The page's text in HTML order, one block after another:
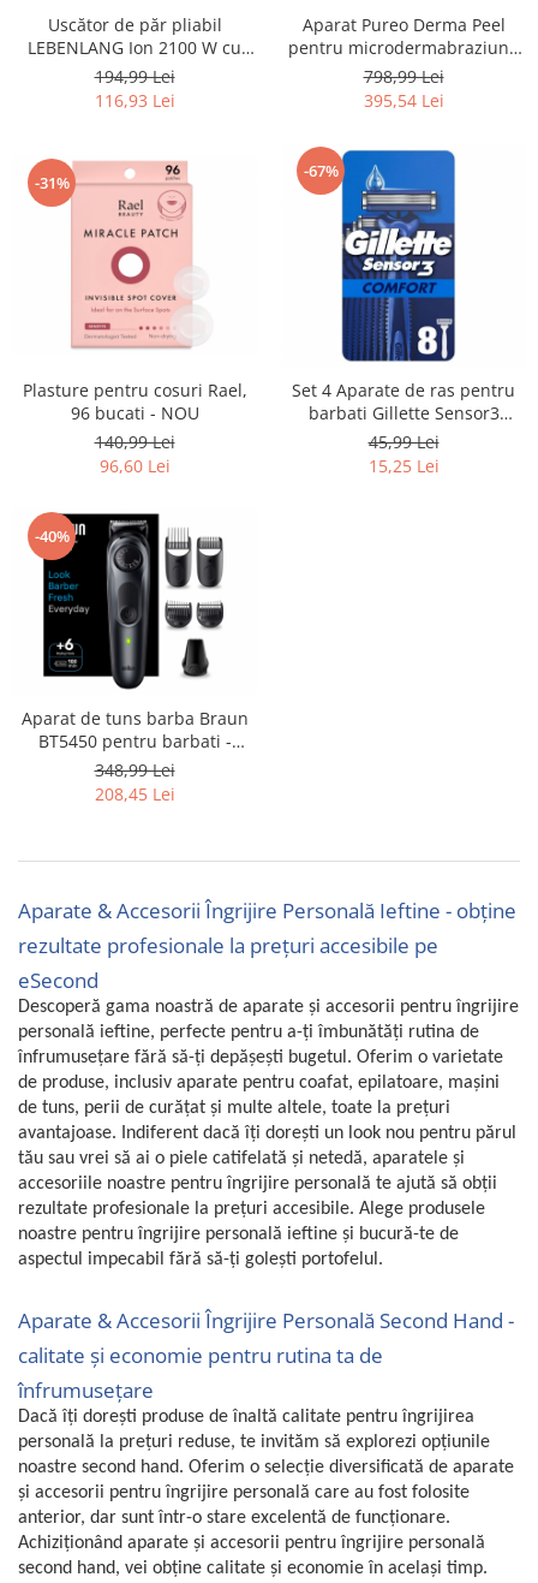
Uscatoare rufe
Utilaje si materiale de constructii
Laptop, Tablete & Telefoane
Laptopuri si Accesorii
Telefoane Mobile & accesorii
Wearable & Gadgeturi
Electrocasnice & Climatizare
Accesorii si piese masini spalat
rufe si uscatoare
Accesorii si piese masini spalat
Aparate Frigorifice
Aragaze si cuptoare cu microunde
Electrocasnice pentru Bucatarie
Fiare de calcat si masini de cusut
Ingrijire Locuinta
Purificatoare de aer
Fashion
Ceasuri barbatesti
Ceasuri dama
Cutii, curele si accesorii ceasuri
Imbracaminte femei
Imbracaminte si Incaltaminte copii
Incaltaminte barbati
Incaltaminte femei
Ochelari de soare
Ochelari de vedere
Gaming, Carti & Birotica
Birotica & Papetarie
Console, Jocuri & Accesorii
Ingrijire personala & Cosmetice
Accesorii aparate de ras electrice
Accesorii aparate hair styling
personala
Aparate cosmetice
Articole Sanatate si Wellness
Consumabile sanitare
Cosmetice si produse ingrijire
personala
Igiena dentara
Jucarii, Copii & Bebe
Camera copilului
Uscător de păr pliabil
LEBENLANG Ion 2100 W cu
mod aer rece - RESIGILAT
194,99 Lei
116,93 Lei
Aparat Pureo Derma Peel
pentru microdermabraziune
Beurer FC 100 - SECOND
798,99 Lei
395,54 Lei
-31%
Plasture pentru cosuri Rael,
96 bucati - NOU
140,99 Lei
96,60 Lei
-67%
Set 4 Aparate de ras pentru
barbati Gillette Sensor3
Comfort, de unica folosinta -
RESIGILAT
45,99 Lei
15,25 Lei
-40%
Aparat de tuns barba Braun
BT5450 pentru barbati -
RESIGILAT
348,99 Lei
208,45 Lei
Aparate & Accesorii Îngrijire Personală Ieftine - obține
rezultate profesionale la prețuri accesibile pe
eSecond
Descoperă gama noastră de aparate și accesorii pentru îngrijire
personală ieftine, perfecte pentru a-ți îmbunătăți rutina de
înfrumusețare fără să-ți depășești bugetul. Oferim o varietate
de produse, inclusiv aparate pentru coafat, epilatoare, mașini
de tuns, perii de curățat și multe altele, toate la prețuri
avantajoase. Indiferent dacă îți dorești un look nou pentru părul
tău sau vrei să ai o piele catifelată și netedă, aparatele și
accesoriile noastre pentru îngrijire personală te ajută să obții
rezultate profesionale la prețuri accesibile. Alege produsele
noastre pentru îngrijire personală ieftine și bucură-te de
aspectul impecabil fără să-ți golești portofelul.
Aparate & Accesorii Îngrijire Personală Second Hand -
calitate și economie pentru rutina ta de
înfrumusețare
Dacă îți dorești produse de înaltă calitate pentru îngrijirea
personală la prețuri reduse, te invităm să explorezi opțiunile
noastre second hand. Oferim o selecție diversificată de aparate
și accesorii pentru îngrijire personală care au fost folosite
anterior, dar sunt într-o stare excelentă de funcționare.
Achiziționând aparate și accesorii pentru îngrijire personală
second hand, vei obține calitate și economie în același timp.